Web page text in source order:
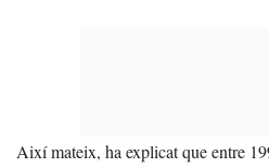
Així mateix, ha explicat que entre